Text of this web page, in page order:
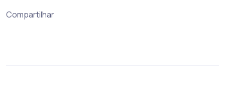
Compartilhar